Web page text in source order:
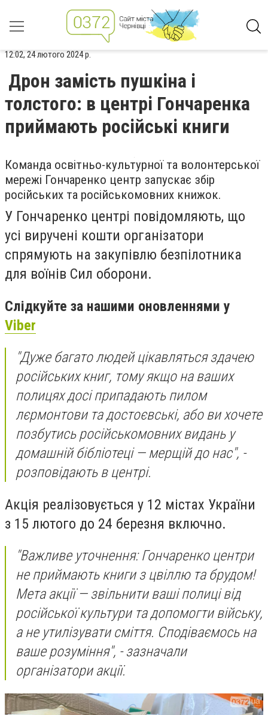
12:02, 24 лютого 2024 р.
Дрон замість пушкіна і
толстого: в центрі Гончаренка
приймають російські книги
Команда освітньо-культурної та волонтерської
мережі Гончаренко центр запускає збір
російських та російськомовних книжок.
У Гончаренко центрі повідомляють, що
усі виручені кошти організатори
спрямують на закупівлю безпілотника
для воїнів Сил оборони.
Слідкуйте за нашими оновленнями у
Viber
"Дуже багато людей цікавляться здачею
російських книг, тому якщо на ваших
полицях досі припадають пилом
лєрмонтови та достоєвські, або ви хочете
позбутись російськомовних видань у
домашній бібліотеці — мерщій до нас", -
розповідають в центрі.
Акція реалізовується у 12 містах України
з 15 лютого до 24 березня включно.
"Важливе уточнення: Гончаренко центри
не приймають книги з цвіллю та брудом!
Мета акції — звільнити ваші полиці від
російської культури та допомогти війську,
а не утилізувати сміття. Сподіваємось на
ваше розуміння", - зазначали
організатори акції.